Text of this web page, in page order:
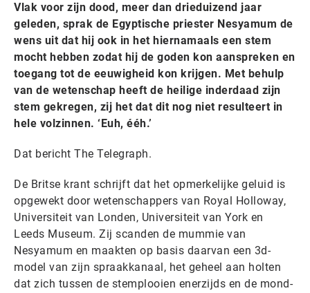
Vlak voor zijn dood, meer dan drieduizend jaar
geleden, sprak de Egyptische priester Nesyamum de
wens uit dat hij ook in het hiernamaals een stem
mocht hebben zodat hij de goden kon aanspreken en
toegang tot de eeuwigheid kon krijgen. Met behulp
van de wetenschap heeft de heilige inderdaad zijn
stem gekregen, zij het dat dit nog niet resulteert in
hele volzinnen. ‘Euh, ééh.’
Dat bericht The Telegraph.
De Britse krant schrijft dat het opmerkelijke geluid is
opgewekt door wetenschappers van Royal Holloway,
Universiteit van Londen, Universiteit van York en
Leeds Museum. Zij scanden de mummie van
Nesyamum en maakten op basis daarvan een 3d-
model van zijn spraakkanaal, het geheel aan holten
dat zich tussen de stemplooien enerzijds en de mond-